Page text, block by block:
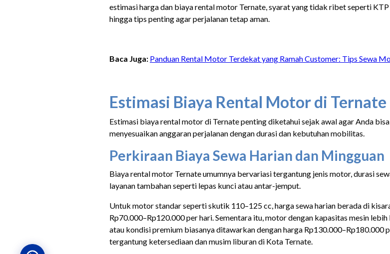
estimasi harga dan biaya rental motor Ternate, syarat yang tidak ribet seperti KTP
hingga tips penting agar perjalanan tetap aman.
Baca Juga: Panduan Rental Motor Terdekat yang Ramah Customer: Tips Sewa
Estimasi Biaya Rental Motor di Ternate
Estimasi biaya rental motor di Ternate penting diketahui sejak awal agar Anda bisa
menyesuaikan anggaran perjalanan dengan durasi dan kebutuhan mobilitas.
Perkiraan Biaya Sewa Harian dan Mingguan
Biaya rental motor Ternate umumnya bervariasi tergantung jenis motor, durasi
layanan tambahan seperti lepas kunci atau antar-jemput.
Untuk motor standar seperti skutik 110–125 cc, harga sewa harian berada di
Rp70.000–Rp120.000 per hari. Sementara itu, motor dengan kapasitas mesin lebih
atau kondisi premium biasanya ditawarkan dengan harga Rp130.000–Rp180.000
tergantung ketersediaan dan musim liburan di Kota Ternate.